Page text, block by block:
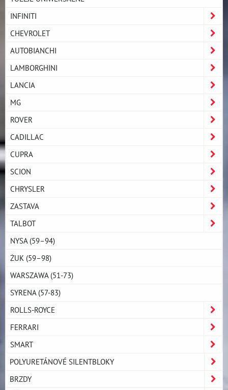
INFINITI
CHEVROLET
AUTOBIANCHI
LAMBORGHINI
LANCIA
MG
ROVER
CADILLAC
CUPRA
SCION
CHRYSLER
ZASTAVA
TALBOT
NYSA (59–94)
ŻUK (59–98)
WARSZAWA (51-73)
SYRENA (57-83)
ROLLS-ROYCE
FERRARI
SMART
POLYURETÁNOVÉ SILENTBLOKY
BRZDY